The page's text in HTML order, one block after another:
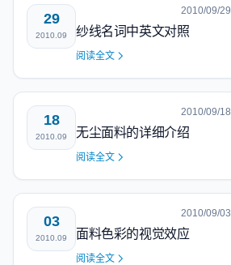
29
2010.09
2010/09/29
纱线名词中英文对照
阅读全文
18
2010.09
2010/09/18
无尘面料的详细介绍
阅读全文
03
2010.09
2010/09/03
面料色彩的视觉效应
阅读全文